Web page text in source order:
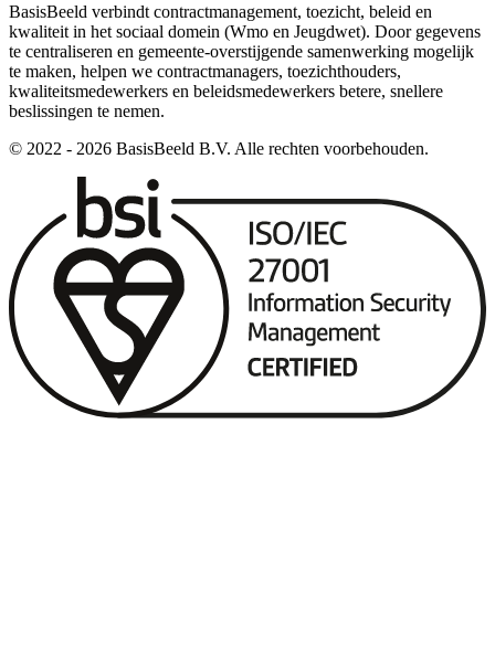
BasisBeeld verbindt contractmanagement, toezicht, beleid en
kwaliteit in het sociaal domein (Wmo en Jeugdwet). Door gegevens
te centraliseren en gemeente-overstijgende samenwerking mogelijk
te maken, helpen we contractmanagers, toezichthouders,
kwaliteitsmedewerkers en beleidsmedewerkers betere, snellere
beslissingen te nemen.
© 2022 - 2026 BasisBeeld B.V. Alle rechten voorbehouden.